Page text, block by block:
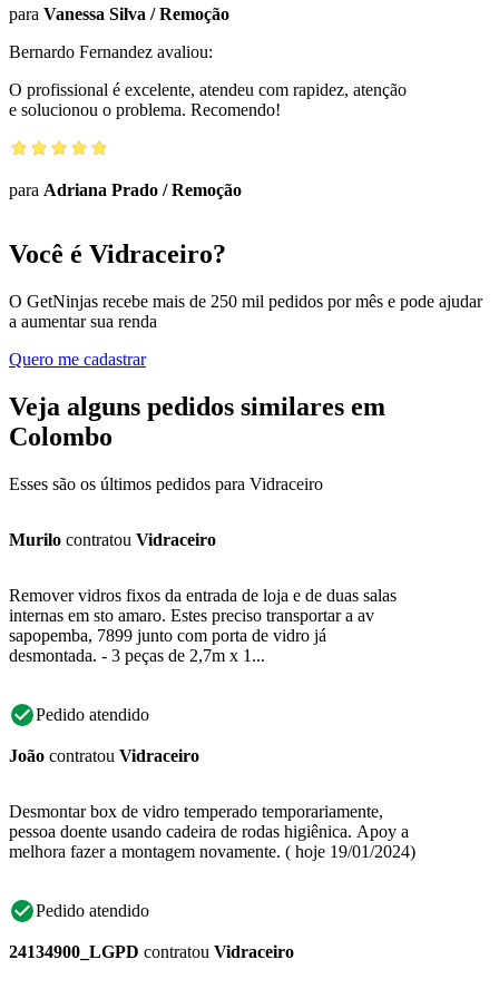
para Vanessa Silva /Remoção
Bernardo Fernandez avaliou:
O profissional é excelente, atendeu com rapidez, atenção
e solucionou o problema. Recomendo!
para Adriana Prado /Remoção
Você é Vidraceiro?
O GetNinjas recebe mais de 250 mil pedidos por mês e pode ajudar
a aumentar sua renda
Quero me cadastrar
Veja alguns pedidos similares em
Colombo
Esses são os últimos pedidos para Vidraceiro
Murilo contratou Vidraceiro
Remover vidros fixos da entrada de loja e de duas salas
internas em sto amaro. Estes preciso transportar a av
sapopemba, 7899 junto com porta de vidro já
desmontada. - 3 peças de 2,7m x 1...
Pedido atendido
João contratou Vidraceiro
Desmontar box de vidro temperado temporariamente,
pessoa doente usando cadeira de rodas higiênica. Apoy a
melhora fazer a montagem novamente. ( hoje 19/01/2024)
Pedido atendido
24134900_LGPD contratou Vidraceiro